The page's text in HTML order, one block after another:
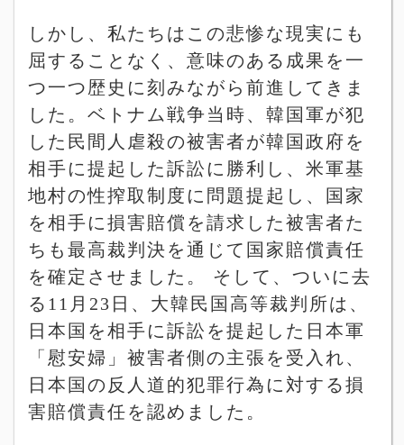
しかし、私たちはこの悲惨な現実にも
屈することなく、意味のある成果を一
つ一つ歴史に刻みながら前進してきま
した。ベトナム戦争当時、韓国軍が犯
した民間人虐殺の被害者が韓国政府を
相手に提起した訴訟に勝利し、米軍基
地村の性搾取制度に問題提起し、国家
を相手に損害賠償を請求した被害者た
ちも最高裁判決を通じて国家賠償責任
を確定させました。
そして、ついに去
る 11 月 23 日、大韓民国高等裁判所は、
日本国を相手に訴訟を提起した日本軍
「慰安婦」被害者側の主張を受入れ、
日本国の反人道的犯罪行為に対する損
害賠償責任を認めました。